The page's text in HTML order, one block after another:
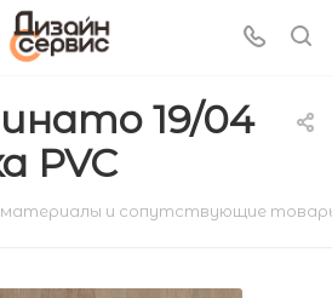
19/04
PVC
и сопутствующие